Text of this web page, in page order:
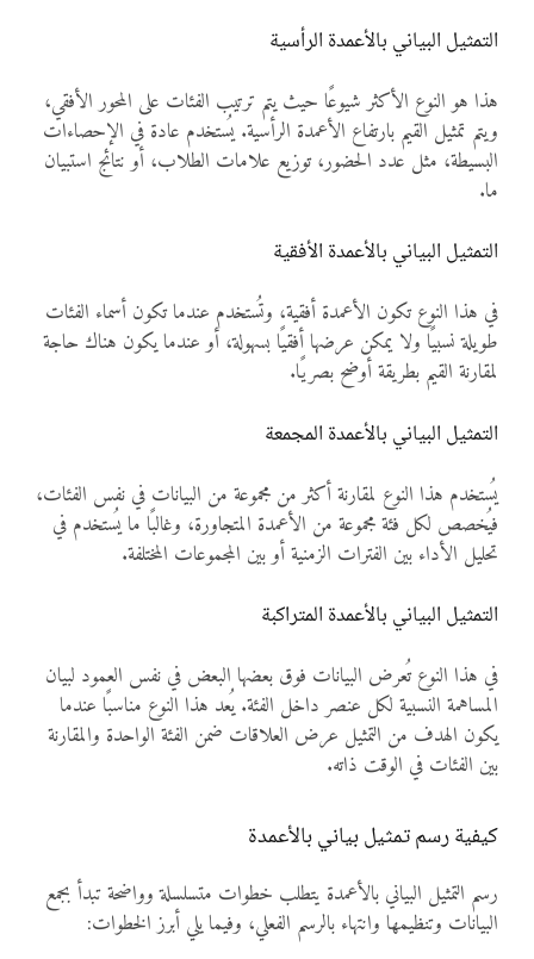
التمثيل البياني بالأعمدة الرأسية
هذا هو النوع الأكثر شيوعًا حيث يتم ترتيب الفئات على المحور الأفقي،
ويتم تمثيل القيم بارتفاع الأعمدة الرأسية. يُستخدم عادة في الإحصاءات
البسيطة، مثل عدد الحضور، توزيع علامات الطلاب، أو نتائج استبيان
ما.
التمثيل البياني بالأعمدة الأفقية
في هذا النوع تكون الأعمدة أفقية، وتُستخدم عندما تكون أسماء الفئات
طويلة نسبيًا ولا يمكن عرضها أفقيًا بسهولة، أو عندما يكون هناك حاجة
لمقارنة القيم بطريقة أوضح بصريًا.
التمثيل البياني بالأعمدة المجمعة
يُستخدم هذا النوع لمقارنة أكثر من مجموعة من البيانات في نفس الفئات،
فيُخصص لكل فئة مجموعة من الأعمدة المتجاورة، وغالبًا ما يُستخدم في
تحليل الأداء بين الفترات الزمنية أو بين المجموعات المختلفة.
التمثيل البياني بالأعمدة المتراكبة
في هذا النوع تُعرض البيانات فوق بعضها البعض في نفس العمود لبيان
المساهمة النسبية لكل عنصر داخل الفئة. يُعد هذا النوع مناسبًا عندما
يكون الهدف من التمثيل عرض العلاقات ضمن الفئة الواحدة والمقارنة
بين الفئات في الوقت ذاته.
كيفية رسم تمثيل بياني بالأعمدة
رسم التمثيل البياني بالأعمدة يتطلب خطوات متسلسلة وواضحة تبدأ بجمع
البيانات وتنظيمها وانتهاء بالرسم الفعلي، وفيما يلي أبرز الخطوات: